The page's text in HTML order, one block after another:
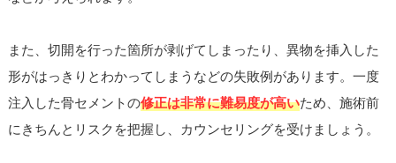
また、切開を行った箇所が剥げてしまったり、異物を挿入した
形がはっきりとわかってしまうなどの失敗例があります。一度
注入した骨セメントの修正は非常に難易度が高いため、施術前
にきちんとリスクを把握し、カウンセリングを受けましょう。